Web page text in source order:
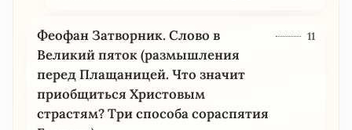
Феофан Затворник. Слово в
Великий пяток (размышления
перед Плащаницей. Что значит
приобщиться Христовым
страстям? Три способа сораспятия
11